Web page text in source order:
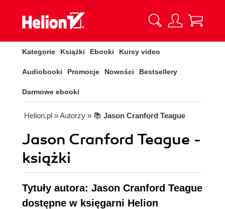
Kategorie Książki Ebooki Kursy video
Audiobooki Promocje Nowości Bestsellery
Darmowe ebooki
Helion.pl » Autorzy » 📚 Jason Cranford Teague
Jason Cranford Teague -
książki
Tytuły autora: Jason Cranford Teague
dostępne w księgarni Helion